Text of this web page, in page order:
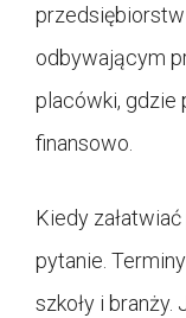
odbywającym
placówki, gdzie
finansowo.
Kiedy
pytanie.
szkoły i